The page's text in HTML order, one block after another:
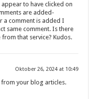
to have clicked on
are added-
a comment is added I
same comment. Is there
from that service? Kudos.
Oktober 26, 2024 at 10:49
your blog articles.